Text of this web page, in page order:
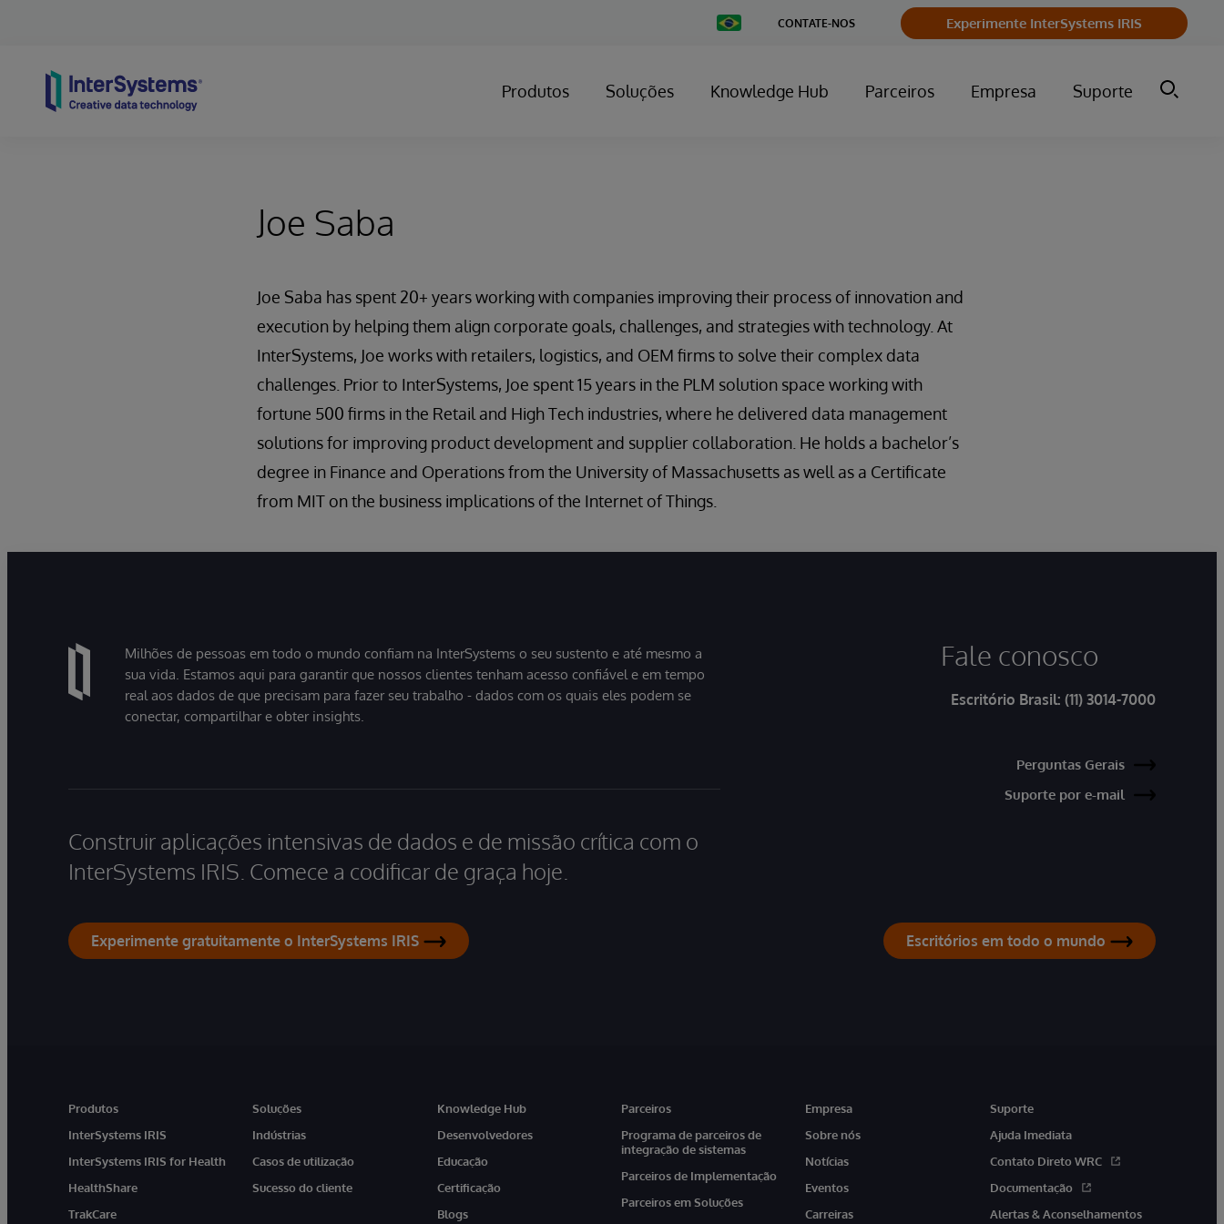
Change
Country
CONTATE-NOS Experimente InterSystems IRIS
Produtos Soluções Knowledge Hub Parceiros Empresa Suporte
Joe Saba
Joe Saba has spent 20+ years working with companies improving their process of innovation and
execution by helping them align corporate goals, challenges, and strategies with technology. At
InterSystems, Joe works with retailers, logistics, and OEM firms to solve their complex data
challenges. Prior to InterSystems, Joe spent 15 years in the PLM solution space working with
fortune 500 firms in the Retail and High Tech industries, where he delivered data management
solutions for improving product development and supplier collaboration. He holds a bachelor’s
degree in Finance and Operations from the University of Massachusetts as well as a Certificate
from MIT on the business implications of the Internet of Things.
Milhões de pessoas em todo o mundo confiam na InterSystems o seu sustento e até mesmo a
sua vida. Estamos aqui para garantir que nossos clientes tenham acesso confiável e em tempo
real aos dados de que precisam para fazer seu trabalho - dados com os quais eles podem se
conectar, compartilhar e obter insights.
Construir aplicações intensivas de dados e de missão crítica com o
InterSystems IRIS. Comece a codificar de graça hoje.
Experimente gratuitamente o InterSystems IRIS
Fale conosco
Escritório Brasil: (11) 3014-7000
Perguntas Gerais
Suporte por e-mail
Escritórios em todo o mundo
Produtos
InterSystems IRIS
InterSystems IRIS for Health
HealthShare
TrakCare
Soluções
Indústrias
Casos de utilização
Sucesso do cliente
Knowledge Hub
Desenvolvedores
Educação
Certificação
Blogs
Parceiros
Programa de parceiros de
integração de sistemas
Parceiros de Implementação
Parceiros em Soluções
Empresa
Sobre nós
Notícias
Eventos
Carreiras
Suporte
Ajuda Imediata
Contato Direto WRC
Documentação
Alertas & Aconselhamentos